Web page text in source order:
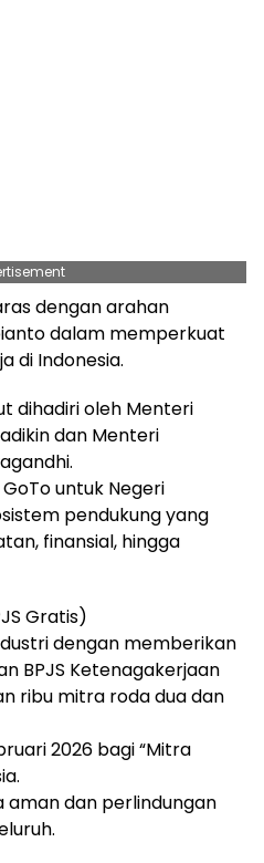
dengan arahan
dalam memperkuat
di Indonesia.
dihadiri oleh Menteri
dan Menteri
untuk Negeri
pendukung yang
finansial, hingga
Gratis)
dengan memberikan
BPJS Ketenagakerjaan
ribu mitra roda dua dan
2026 bagi “Mitra
aman dan perlindungan